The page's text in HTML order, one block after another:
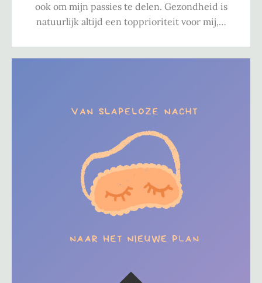
ook om mijn passies te delen. Gezondheid is
natuurlijk altijd een topprioriteit voor mij,…